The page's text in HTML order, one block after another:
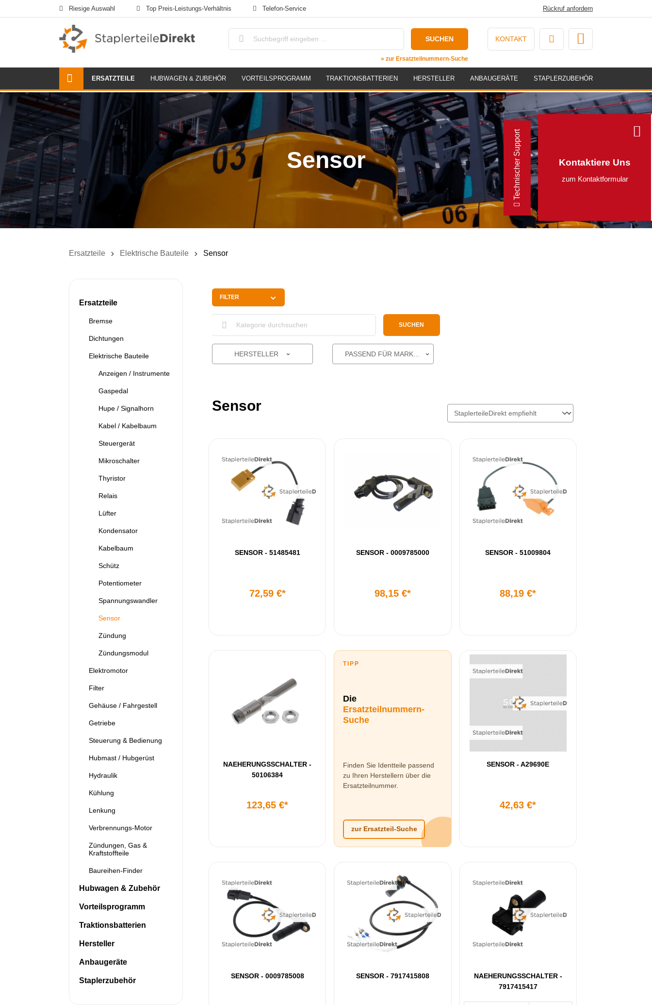
Riesige Auswahl Top Preis-Leistungs-Verhältnis Telefon-Service Rückruf anfordern
Technischer Support Kontaktiere Uns
zum Kontaktformular
SUCHEN
» zur Ersatzteilnummern-Suche
KONTAKT
ERSATZTEILE HUBWAGEN & ZUBEHÖR VORTEILSPROGRAMM TRAKTIONSBATTERIEN HERSTELLER ANBAUGERÄTE STAPLERZUBEHÖR
Sensor
Ersatzteile Elektrische Bauteile Sensor
Ersatzteile
Bremse
Dichtungen
Elektrische Bauteile
Anzeigen / Instrumente
Gaspedal
Hupe / Signalhorn
Kabel / Kabelbaum
Steuergerät
Mikroschalter
Thyristor
Relais
Lüfter
Kondensator
Kabelbaum
Schütz
Potentiometer
Spannungswandler
Sensor
Zündung
Zündungsmodul
Elektromotor
Filter
Gehäuse / Fahrgestell
Getriebe
Steuerung & Bedienung
Hubmast / Hubgerüst
Hydraulik
Kühlung
Lenkung
Verbrennungs-Motor
Zündungen, Gas &
Kraftstoffteile
Baureihen-Finder
Hubwagen & Zubehör
Vorteilsprogramm
Traktionsbatterien
Hersteller
Anbaugeräte
Staplerzubehör
FILTER
SUCHEN
HERSTELLER PASSEND FÜR MARKE
Sensor
SENSOR - 51485481
72,59 €*
SENSOR - 0009785000
98,15 €*
SENSOR - 51009804
88,19 €*
NAEHERUNGSSCHALTER -
50106384
123,65 €*
TIPP
Die
Ersatzteilnummern-
Suche
Finden Sie Identteile passend
zu Ihren Herstellern über die
Ersatzteilnummer.
zur Ersatzteil-Suche
SENSOR - A29690E
42,63 €*
SENSOR - 0009785008 SENSOR - 7917415808
NAEHERUNGSSCHALTER -
7917415417